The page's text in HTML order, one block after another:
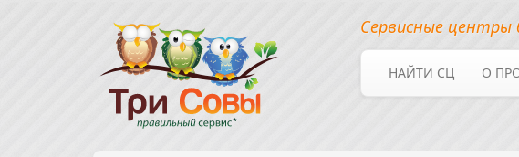
Сервисные центры
НАЙТИ СЦ О